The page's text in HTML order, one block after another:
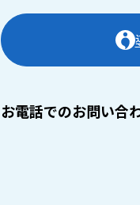
お電話でのお問い合